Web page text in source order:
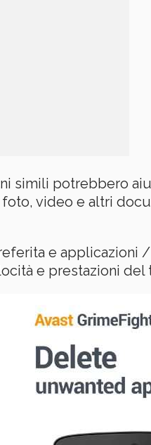
simili potrebbero
video e altri
e applicazioni
e prestazioni del